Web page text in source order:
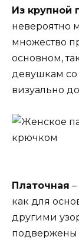
Из крупной
невероятно
множество
основном,
девушкам со
визуально
Платочная
как для
другими
подвержены